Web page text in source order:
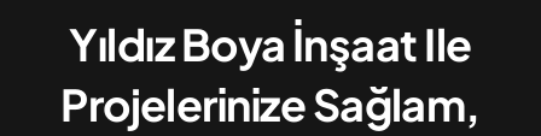
Yıldız Boya İnşaat Ile
Projelerinize Sağlam,